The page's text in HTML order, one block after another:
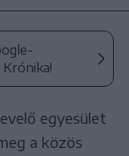
egyesület
a közös